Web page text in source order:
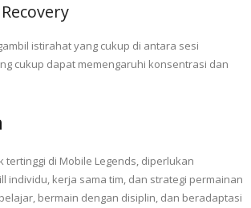
istirahat yang cukup di antara sesi
cukup dapat memengaruhi konsentrasi dan
tertinggi di Mobile Legends, diperlukan
individu, kerja sama tim, dan strategi permainan
bermain dengan disiplin, dan beradaptasi